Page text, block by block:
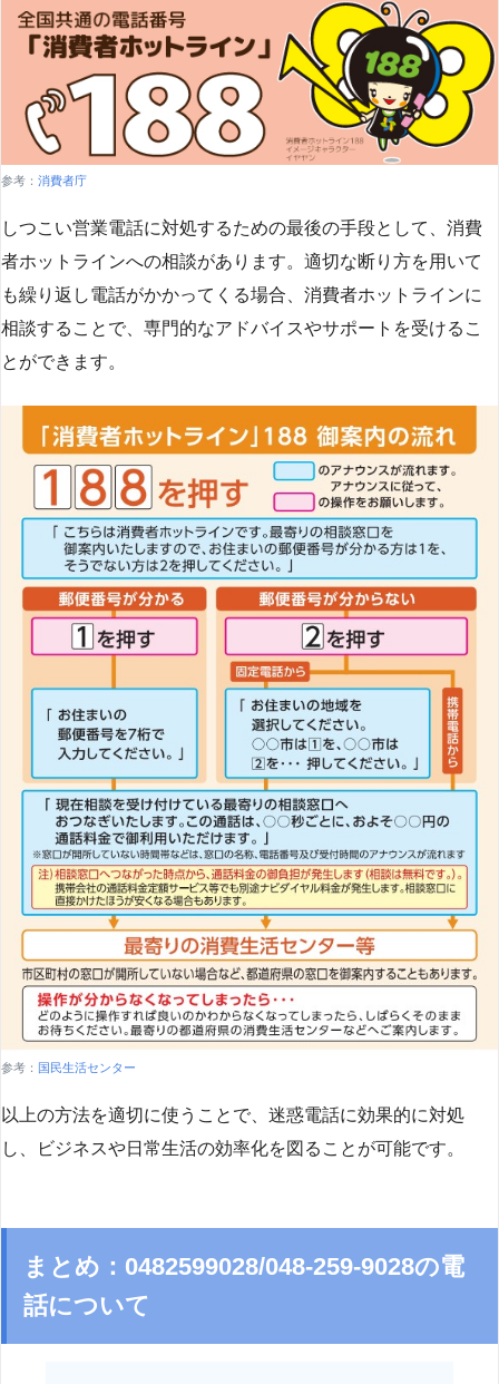
参考： 消費者庁
しつこい営業電話に対処するための最後の手段として、消費
者ホットラインへの相談があります。適切な断り方を用いて
も繰り返し電話がかかってくる場合、消費者ホットラインに
相談することで、専門的なアドバイスやサポートを受けるこ
とができます​​。
参考： 国民生活センター
以上の方法を適切に使うことで、迷惑電話に効果的に対処
し、ビジネスや日常生活の効率化を図ることが可能です。
まとめ：0482599028/048-259-9028の電
話について